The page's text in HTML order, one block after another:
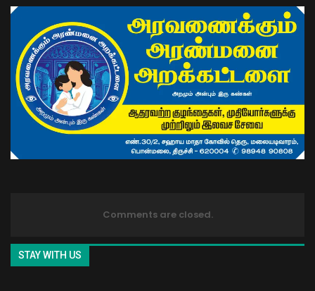
Comments are closed.
STAY WITH US